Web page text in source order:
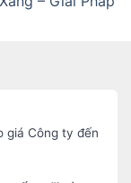
giá Công ty đến